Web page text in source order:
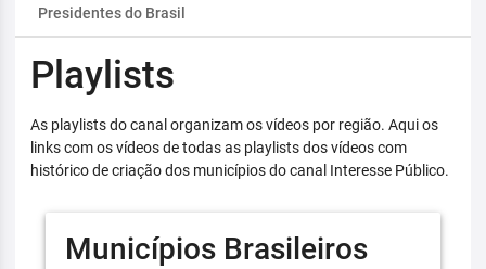
Presidentes do Brasil
Playlists
As playlists do canal organizam os vídeos por região. Aqui os
links com os vídeos de todas as playlists dos vídeos com
histórico de criação dos municípios do canal Interesse Público.
Municípios Brasileiros